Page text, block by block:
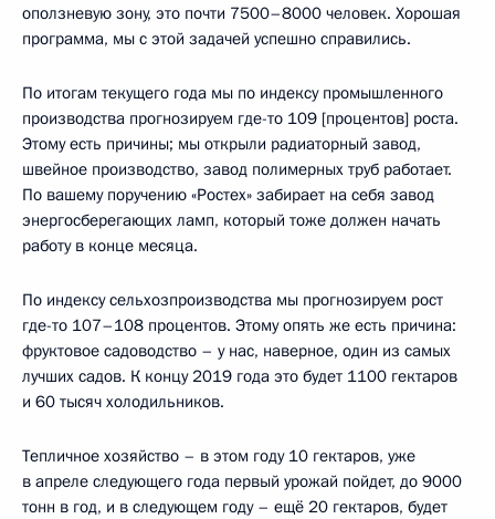
оползневую зону, это почти 7500–8000 человек. Хорошая
программа, мы с этой задачей успешно справились.
По итогам текущего года мы по индексу промышленного
производства прогнозируем где-то 109 [процентов] роста.
Этому есть причины; мы открыли радиаторный завод,
швейное производство, завод полимерных труб работает.
По вашему поручению «Ростех» забирает на себя завод
энергосберегающих ламп, который тоже должен начать
работу в конце месяца.
По индексу сельхозпроизводства мы прогнозируем рост
где-то 107–108 процентов. Этому опять же есть причина:
фруктовое садоводство – у нас, наверное, один из самых
лучших садов. К концу 2019 года это будет 1100 гектаров
и 60 тысяч холодильников.
Тепличное хозяйство – в этом году 10 гектаров, уже
в апреле следующего года первый урожай пойдет, до 9000
тонн в год, и в следующем году – ещё 20 гектаров, будет